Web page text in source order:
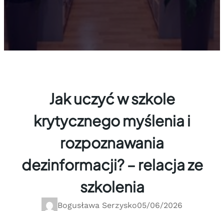
Jak uczyć w szkole
krytycznego myślenia i
rozpoznawania
dezinformacji? – relacja ze
szkolenia
Bogusława Serzysko05/06/2026